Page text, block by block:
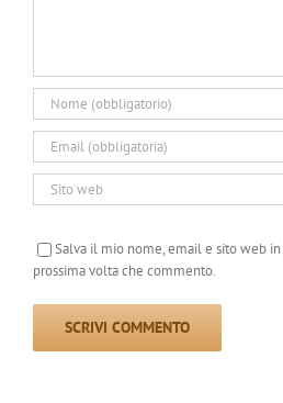
Salva il mio nome, email e sito web
prossima volta che commento.